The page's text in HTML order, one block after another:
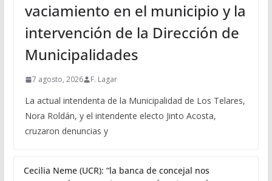
vaciamiento en el municipio y la
intervención de la Dirección de
Municipalidades
7 agosto, 2026 F. Lagar
La actual intendenta de la Municipalidad de Los Telares,
Nora Roldán, y el intendente electo Jinto Acosta,
cruzaron denuncias y
Cecilia Neme (UCR): “la banca de concejal nos